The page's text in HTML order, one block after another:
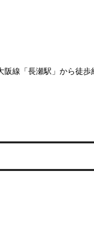
線「長瀬駅」から徒歩